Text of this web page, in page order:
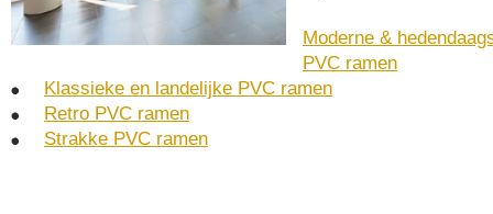
Moderne &
PVC ramen
Klassieke en landelijke PVC ramen
Retro PVC ramen
Strakke PVC ramen